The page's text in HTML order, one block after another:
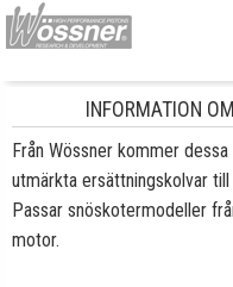
INFORMATION
Från Wössner kommer
utmärkta ersättningskolvar till
Passar snöskotermodeller
motor.